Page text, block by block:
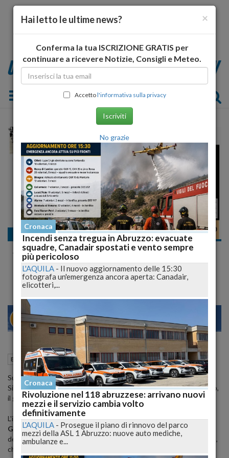
Toggle navigation
Economia
Auriti, inventore del Simec, a convegno sulla
restituzione del debito
VENEZIA 27
Economia L'Aquila (AQ) 05 Novembre 2012 09:16
Sulle tracce della teoria delProf. Giacinto Auriti, l'inventore del
Simec, un Convegno nella Sala del Palazzo De Crecchio di Lanciano,
il giorno 11 Novembre alle ore 10:30.
L'incontro è organizzato dalle associazioni "Gli Amici di Beppe
Grillo", "Setedigiustizia.org", "Terra Nostra" ed è incentrato sul
debito pubblico, ancor di più sul pensiero di Auriti, il valore indotto,
che credeva nella "proprietà popolare della moneta", non più
×
Hai letto le ultime news?
Conferma la tua ISCRIZIONE GRATIS per
continuare a ricevere Notizie, Consigli e Meteo.
Accettol'informativa sulla privacy
Iscriviti
No grazie
Cronaca
Incendi senza tregua in Abruzzo: evacuate
squadre, Canadair spostati e vento sempre
più pericoloso
L'AQUILA - Il nuovo aggiornamento delle 15:30
fotografa un'emergenza ancora aperta: Canadair,
elicotteri,...
Cronaca
Rivoluzione nel 118 abruzzese: arrivano nuovi
mezzi e il servizio cambia volto
definitivamente
L'AQUILA - Prosegue il piano di rinnovo del parco
mezzi della ASL 1 Abruzzo: nuove auto mediche,
ambulanze e...